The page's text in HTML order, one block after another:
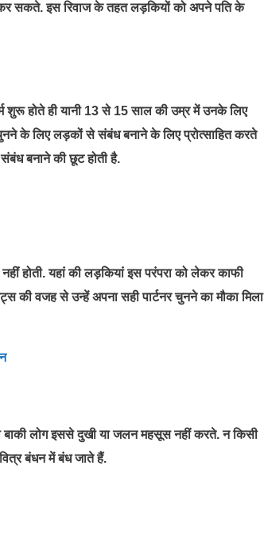
सकते. इस रिवाज के तहत लड़कियों को अपने पति के
शुरू होते ही यानी 13 से 15 साल की उम्र में उनके लिए
के लिए लड़कों से संबंध बनाने के लिए प्रोत्साहित करते
बनाने की छूट होती है.
होती. यहां की लड़कियां इस परंपरा को लेकर काफी
की वजह से उन्हें अपना सही पार्टनर चुनने का मौका मिला
लोग इससे दुखी या जलन महसूस नहीं करते. न किसी
बंधन में बंध जाते हैं.